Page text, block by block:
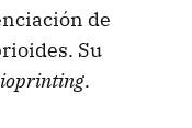
de
Su
.